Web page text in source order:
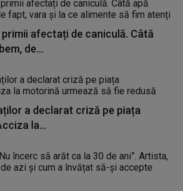
afectați de caniculă. Câtă
de...
a declarat criză pe piața
la...